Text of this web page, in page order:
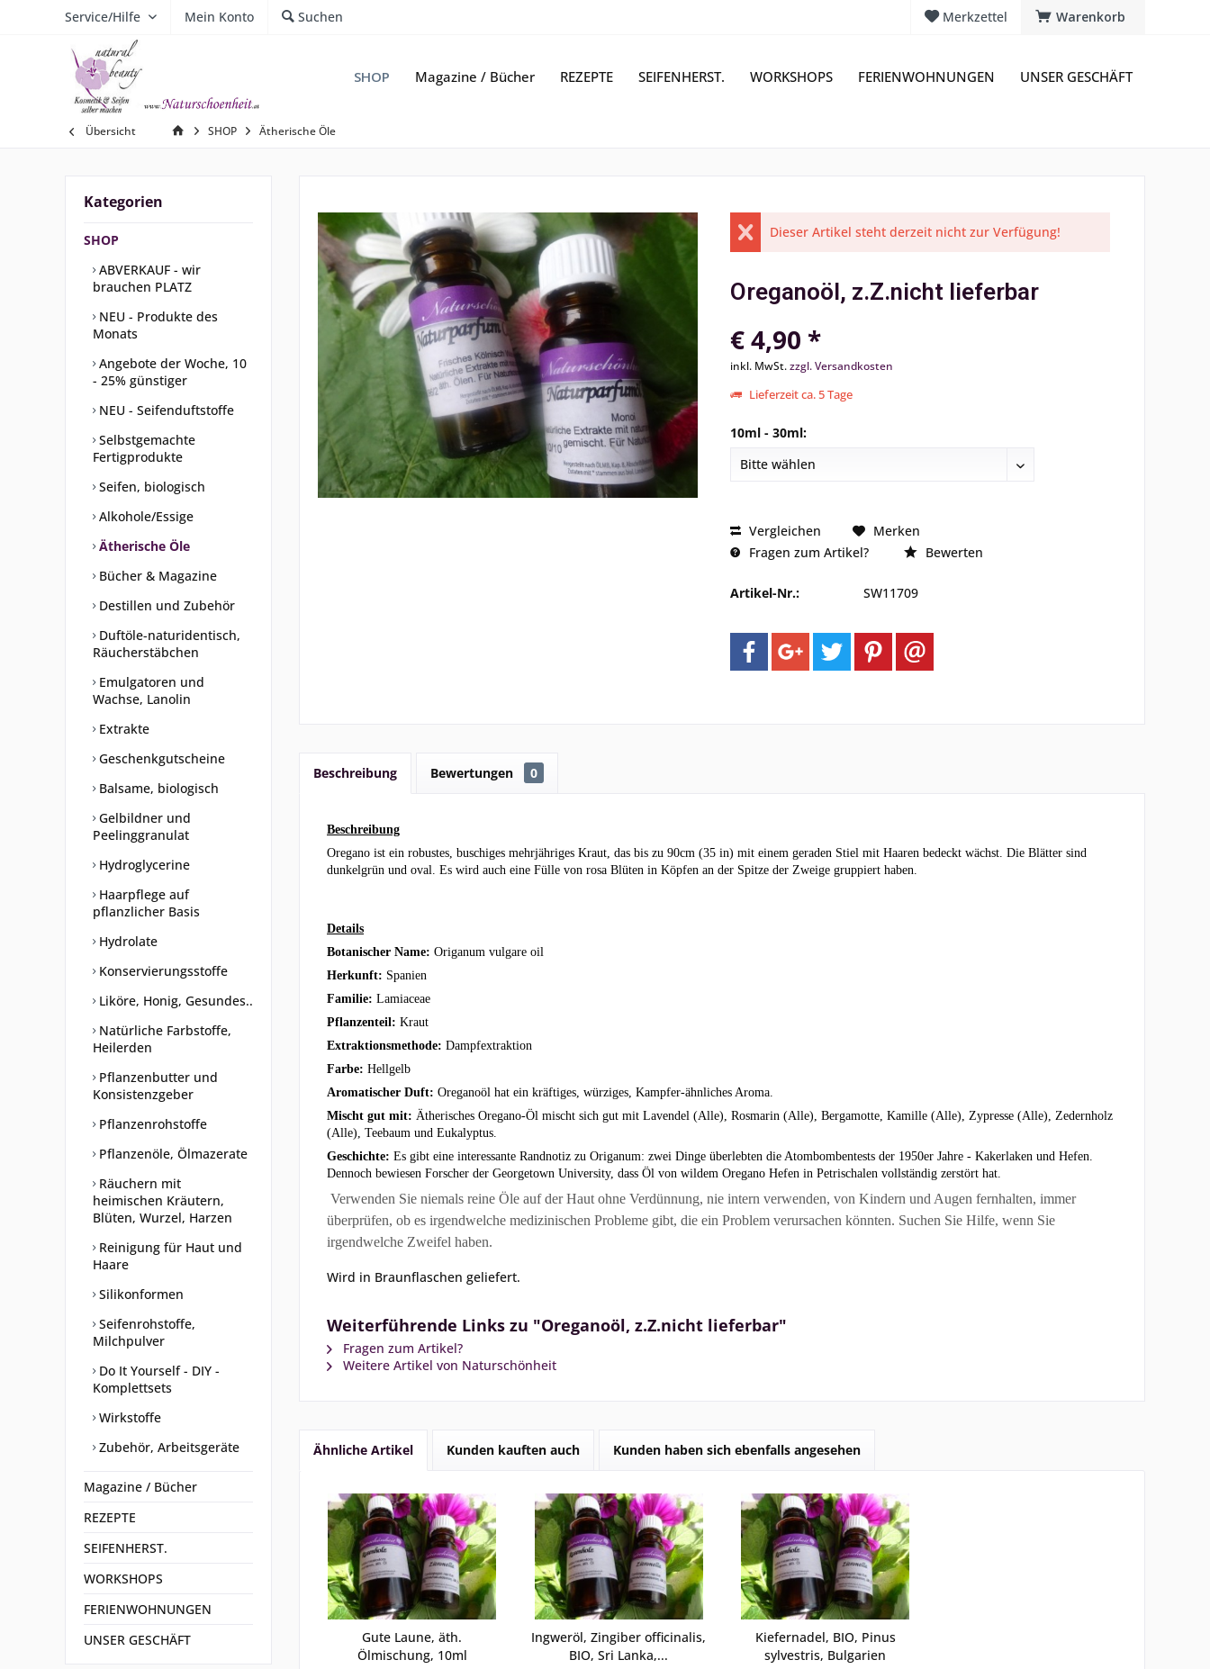
Warenkorb
Merkzettel
Service/Hilfe Mein Konto Suchen
SHOP Magazine / Bücher REZEPTE SEIFENHERST. WORKSHOPS FERIENWOHNUNGEN UNSER GESCHÄFT
Übersicht SHOP Ätherische Öle
Kategorien
SHOP
ABVERKAUF - wir
brauchen PLATZ
NEU - Produkte des
Monats
Angebote der Woche, 10
- 25% günstiger
NEU - Seifenduftstoffe
Selbstgemachte
Fertigprodukte
Seifen, biologisch
Alkohole/Essige
Ätherische Öle
Bücher & Magazine
Destillen und Zubehör
Duftöle-naturidentisch,
Räucherstäbchen
Emulgatoren und
Wachse, Lanolin
Extrakte
Geschenkgutscheine
Balsame, biologisch
Gelbildner und
Peelinggranulat
Hydroglycerine
Haarpflege auf
pflanzlicher Basis
Hydrolate
Konservierungsstoffe
Liköre, Honig, Gesundes..
Natürliche Farbstoffe,
Heilerden
Pflanzenbutter und
Konsistenzgeber
Pflanzenrohstoffe
Pflanzenöle, Ölmazerate
Räuchern mit
heimischen Kräutern,
Blüten, Wurzel, Harzen
Reinigung für Haut und
Haare
Silikonformen
Seifenrohstoffe,
Milchpulver
Do It Yourself - DIY -
Komplettsets
Wirkstoffe
Zubehör, Arbeitsgeräte
Magazine / Bücher
REZEPTE
SEIFENHERST.
WORKSHOPS
FERIENWOHNUNGEN
UNSER GESCHÄFT
Dieser Artikel steht derzeit nicht zur Verfügung!
Oreganoöl, z.Z.nicht lieferbar
€ 4,90 *
inkl. MwSt.zzgl. Versandkosten
Lieferzeit ca. 5 Tage
10ml - 30ml:
Vergleichen
Merken
Fragen zum Artikel?
Bewerten
Artikel-Nr.: SW11709
Beschreibung Bewertungen 0
Beschreibung
Oregano ist ein robustes, buschiges mehrjähriges Kraut, das bis zu 90cm (35 in) mit einem geraden Stiel mit Haaren bedeckt wächst. Die Blätter sind
dunkelgrün und oval. Es wird auch eine Fülle von rosa Blüten in Köpfen an der Spitze der Zweige gruppiert haben.
Details
Botanischer Name: Origanum vulgare oil
Herkunft: Spanien
Familie: Lamiaceae
Pflanzenteil: Kraut
Extraktionsmethode: Dampfextraktion
Farbe: Hellgelb
Aromatischer Duft: Oreganoöl hat ein kräftiges, würziges, Kampfer-ähnliches Aroma.
Mischt gut mit: Ätherisches Oregano-Öl mischt sich gut mit Lavendel (Alle), Rosmarin (Alle), Bergamotte, Kamille (Alle), Zypresse (Alle), Zedernholz
(Alle), Teebaum und Eukalyptus.
Geschichte: Es gibt eine interessante Randnotiz zu Origanum: zwei Dinge überlebten die Atombombentests der 1950er Jahre - Kakerlaken und Hefen.
Dennoch bewiesen Forscher der Georgetown University, dass Öl von wildem Oregano Hefen in Petrischalen vollständig zerstört hat.
Verwenden Sie niemals reine Öle auf der Haut ohne Verdünnung, nie intern verwenden, von Kindern und Augen fernhalten, immer
überprüfen, ob es irgendwelche medizinischen Probleme gibt, die ein Problem verursachen könnten. Suchen Sie Hilfe, wenn Sie
irgendwelche Zweifel haben.
Wird in Braunflaschen geliefert.
Weiterführende Links zu "Oreganoöl, z.Z.nicht lieferbar"
Fragen zum Artikel?
Weitere Artikel von Naturschönheit
Ähnliche Artikel Kunden kauften auch Kunden haben sich ebenfalls angesehen
Gute Laune, äth.
Ölmischung, 10ml
Ingweröl, Zingiber officinalis,
BIO, Sri Lanka,...
Kiefernadel, BIO, Pinus
sylvestris, Bulgarien